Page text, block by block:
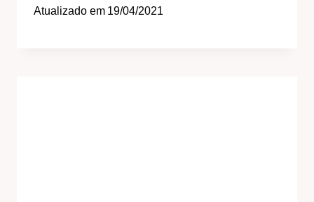
Atualizado em 19/04/2021